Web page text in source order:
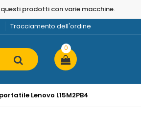
prodotti con varie macchine.
Tracciamento dell'ordine
0
Lenovo L15M2PB4